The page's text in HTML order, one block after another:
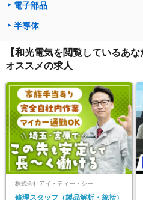
電子部品
半導体
【和光電気を閲覧しているあな
オススメの求人
株式会社アイ・ティー・シー
修理スタッフ（製品解析・統括）